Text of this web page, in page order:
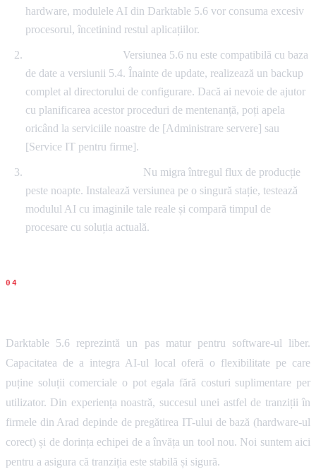
hardware, modulele AI din Darktable 5.6 vor consuma excesiv
procesorul, încetinind restul aplicațiilor.
Versiunea 5.6 nu este compatibilă cu baza
de date a versiunii 5.4. Înainte de update, realizează un backup
complet al directorului de configurare. Dacă ai nevoie de ajutor
cu planificarea acestor proceduri de mentenanță, poți apela
oricând la serviciile noastre de [Administrare servere] sau
[Service IT pentru firme].
Nu migra întregul flux de producție
peste noapte. Instalează versiunea pe o singură stație, testează
modulul AI cu imaginile tale reale și compară timpul de
procesare cu soluția actuală.
Darktable 5.6 reprezintă un pas matur pentru software-ul liber.
Capacitatea de a integra AI-ul local oferă o flexibilitate pe care
puține soluții comerciale o pot egala fără costuri suplimentare per
utilizator. Din experiența noastră, succesul unei astfel de tranziții în
firmele din Arad depinde de pregătirea IT-ului de bază (hardware-ul
corect) și de dorința echipei de a învăța un tool nou. Noi suntem aici
pentru a asigura că tranziția este stabilă și sigură.